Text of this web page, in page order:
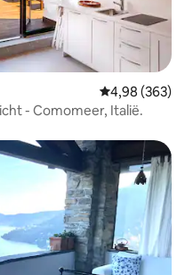
Gemiddelde
4,98 (363)
- Comomeer, Italië.